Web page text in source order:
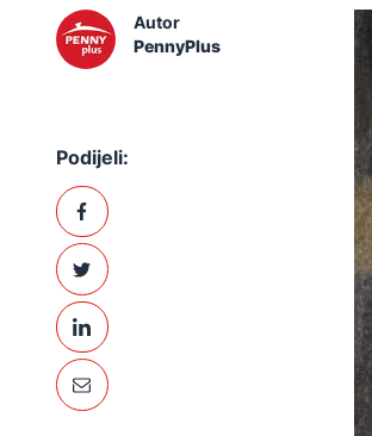
Autor
PennyPlus
Podijeli: